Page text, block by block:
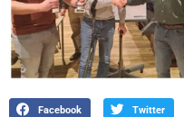
Facebook Twitter